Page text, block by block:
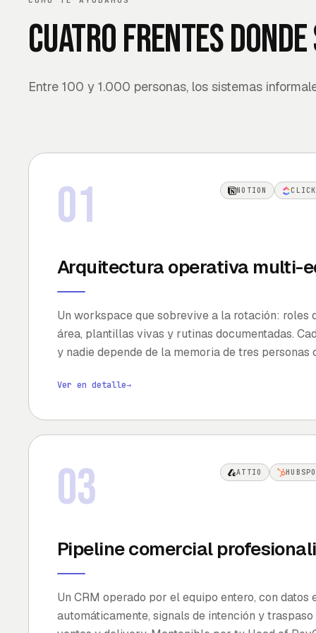
Cuatro frentes
Entre 100 y 1.000 personas, los sistemas
01 NOTION
Arquitectura operativa multi-
Un workspace que sobrevive a la rotación: roles
área, plantillas vivas y rutinas documentadas.
y nadie depende de la memoria de tres personas
Ver en detalle→
03 ATTIO
Pipeline comercial
Un CRM operado por el equipo entero, con datos
automáticamente, signals de intención y